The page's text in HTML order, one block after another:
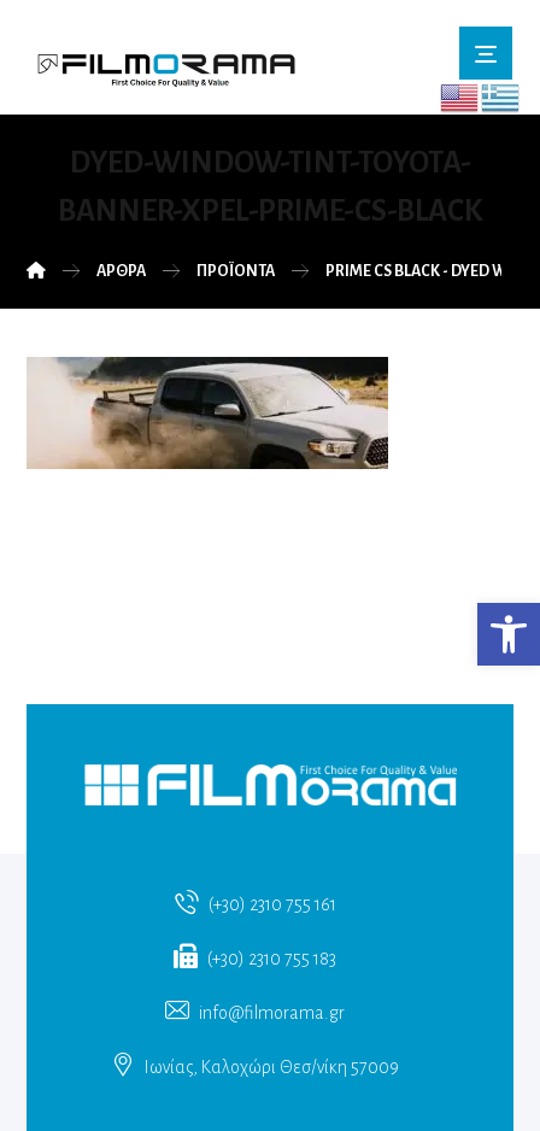
DYED-WINDOW-TINT-TOYOTA-
BANNER-XPEL-PRIME-CS-BLACK
ΆΡΘΡΑ ΠΡΟΪΌΝΤΑ PRIME CS BLACK - DYED
(+30) 2310 755 161
(+30) 2310 755 183
info@filmorama.gr
Ιωνίας, Καλοχώρι Θεσ/νίκη 57009